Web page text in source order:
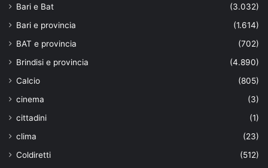
Bari e Bat
(3.032)
Bari e provincia
(1.614)
BAT e provincia
(702)
Brindisi e provincia
(4.890)
Calcio
(805)
cinema
(3)
cittadini
(1)
clima
(23)
Coldiretti
(512)